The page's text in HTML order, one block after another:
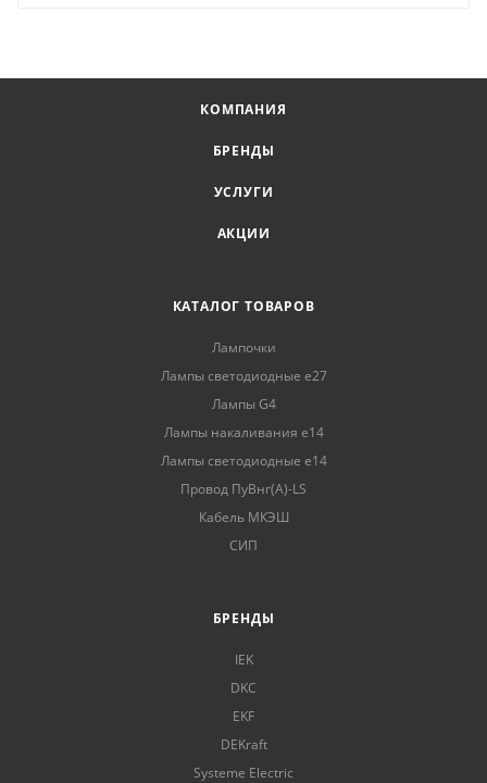
КОМПАНИЯ
БРЕНДЫ
УСЛУГИ
АКЦИИ
КАТАЛОГ ТОВАРОВ
Лампочки
Лампы светодиодные е27
Лампы G4
Лампы накаливания е14
Лампы светодиодные е14
Провод ПуВнг(А)-LS
Кабель МКЭШ
СИП
БРЕНДЫ
IEK
DKC
EKF
DEKraft
Systeme Electric